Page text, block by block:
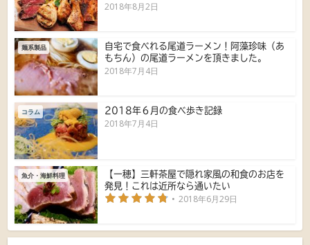
2018年8月2日
麺系製品
自宅で食べれる尾道ラーメン！阿藻珍味（あ
もちん）の尾道ラーメンを頂きました。
2018年7月4日
コラム 2018年６月の食べ歩き記録
2018年7月4日
魚介・海鮮料理
【一穂】三軒茶屋で隠れ家風の和食のお店を
発見！これは近所なら通いたい
2018年6月29日